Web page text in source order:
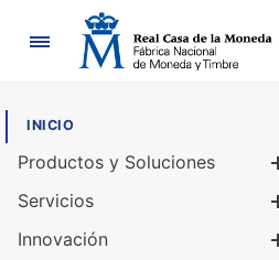
Navegación
INICIO
Productos y Soluciones
Servicios
Innovación